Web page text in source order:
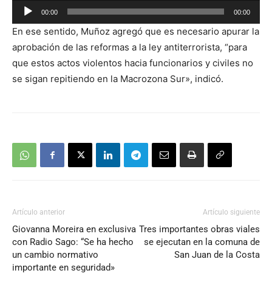
Reproductor
de
audio
00:00 00:00
En ese sentido, Muñoz agregó que es necesario apurar la
aprobación de las reformas a la ley antiterrorista, “para
que estos actos violentos hacia funcionarios y civiles no
se sigan repitiendo en la Macrozona Sur», indicó.
Artículo anterior
Giovanna Moreira en exclusiva
con Radio Sago: “Se ha hecho
un cambio normativo
importante en seguridad»
Artículo siguiente
Tres importantes obras viales
se ejecutan en la comuna de
San Juan de la Costa